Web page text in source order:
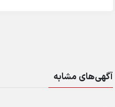
آگهی‌های مشابه